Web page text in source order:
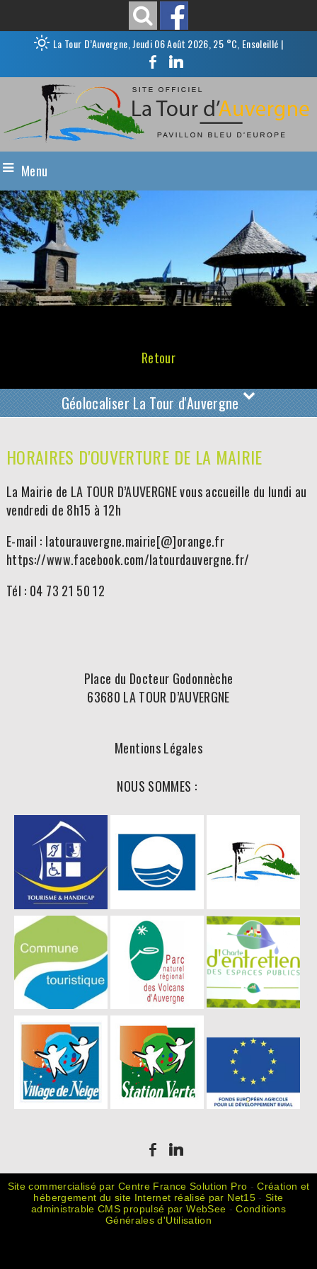
La Tour D’Auvergne, Jeudi 06 Août 2026, 25 °C, Ensoleillé |
Menu
Retour
Géolocaliser La Tour d'Auvergne
HORAIRES D'OUVERTURE DE LA MAIRIE
La Mairie de LA TOUR D’AUVERGNE vous accueille du lundi au
vendredi de 8h15 à 12h
E-mail : latourauvergne.mairie[@]orange.fr
https://www.facebook.com/latourdauvergne.fr/
Tél : 04 73 21 50 12
Place du Docteur Godonnèche
63680 LA TOUR D’AUVERGNE
Mentions Légales
NOUS SOMMES :
Site commercialisé par Centre France Solution Pro -Création et
hébergement du site Internet réalisé par Net15 -Site
administrable CMS propulsé par WebSee -Conditions
Générales d'Utilisation